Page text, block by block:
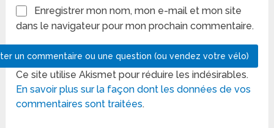
Enregistrer mon nom, mon e-mail et mon site
dans le navigateur pour mon prochain commentaire.
Ce site utilise Akismet pour réduire les indésirables.
En savoir plus sur la façon dont les données de vos
commentaires sont traitées.